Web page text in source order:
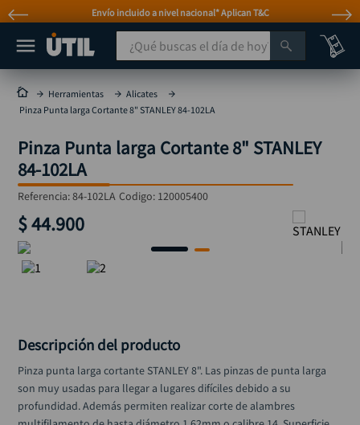
Envío incluido a nivel nacional* Aplican T&C
¿Qué buscas el día de hoy?
Herramientas
Alicates
Pinza Punta larga Cortante 8" STANLEY 84-102LA
Pinza Punta larga Cortante 8" STANLEY
84-102LA
Referencia:84-102LA Codigo: 120005400
$44.900
Descripción del producto
Pinza punta larga cortante STANLEY 8". Las pinzas de punta larga
son muy usadas para llegar a lugares difíciles debido a su
profundidad. Además permiten realizar corte de alambres
MÁS BUSCADOS
taladro
taladros pulidoras
compresor
broca
sierra circular
hidrolavadora
taladro inalámbrico
llave impacto